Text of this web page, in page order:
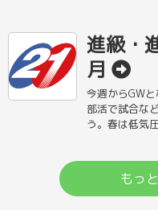
いと思うで
進級・
月
今週からGW
部活で試合な
う。春は低気
のせいもあ
もっ